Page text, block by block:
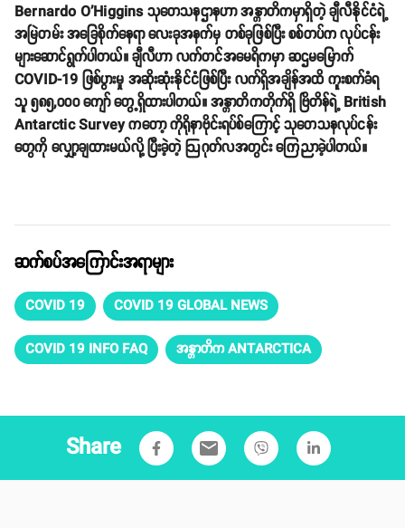
Bernardo O'Higgins သုတေသနဌာနဟာ အန္တာတိကမှာရှိတဲ့ ချီလီနိုင်ငံရဲ့
အမြဲတမ်း အခြေစိုက်နေရာ လေးခုအနက်မှ တစ်ခုဖြစ်ပြီး စစ်တပ်က လုပ်ငန်း
များဆောင်ရွက်ပါတယ်။ ချီလီဟာ လက်တင်အမေရိကမှာ ဆဌမမြောက်
COVID-19 ဖြစ်ပွားမှု အဆိုးဆုံးနိုင်ငံဖြစ်ပြီး လက်ရှိအချိန်အထိ ကူးစက်ခံရ
သူ ၅၈၅,၀၀၀ ကျော် တွေ့ရှိထားပါတယ်။ အန္တာတိကတိုက်ရှိ ဗြိတိန်ရဲ့ British
Antarctic Survey ကတော့ ကိုရိုနာဗိုင်းရပ်စ်ကြောင့် သုတေသနလုပ်ငန်း
တွေကို လျှော့ချထားမယ်လို့ ပြီးခဲ့တဲ့ ဩဂုတ်လအတွင်း ကြေညာခဲ့ပါတယ်။
ဆက်စပ်အကြောင်းအရာများ
COVID 19 COVID 19 GLOBAL NEWS
COVID 19 INFO FAQ အန္တာတိက ANTARCTICA
Share email